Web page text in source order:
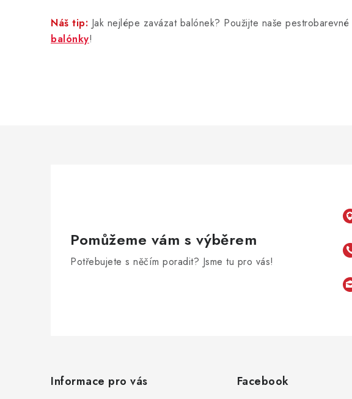
Náš tip: Jak nejlépe zavázat balónek? Použijte naše pestrobarevné
balónky!
Pomůžeme vám s výběrem
Potřebujete s něčím poradit? Jsme tu pro vás!
Informace pro vás Facebook